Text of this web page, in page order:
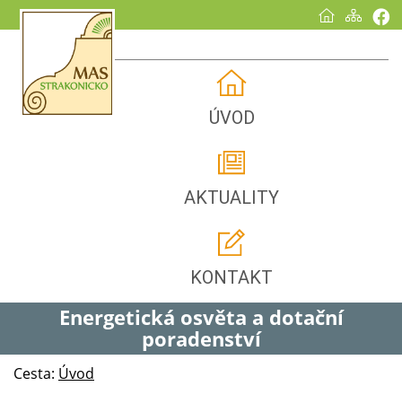
ÚVOD
AKTUALITY
KONTAKT
Energetická osvěta a dotační
poradenství
Cesta: Úvod